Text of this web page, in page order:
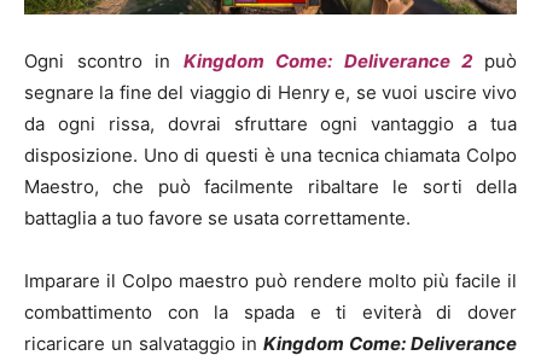
Ogni scontro in Kingdom Come: Deliverance 2 può
segnare la fine del viaggio di Henry e, se vuoi uscire vivo
da ogni rissa, dovrai sfruttare ogni vantaggio a tua
disposizione. Uno di questi è una tecnica chiamata Colpo
Maestro, che può facilmente ribaltare le sorti della
battaglia a tuo favore se usata correttamente.
Imparare il Colpo maestro può rendere molto più facile il
combattimento con la spada e ti eviterà di dover
ricaricare un salvataggio in Kingdom Come: Deliverance